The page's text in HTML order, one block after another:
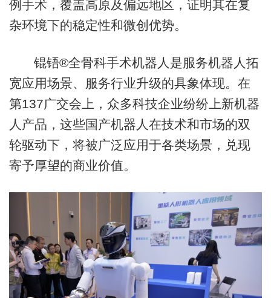
例手术，覆盖高原及偏远地区，证明其在复
杂环境下的稳定性和微创优势。
锟铻®全骨科手术机器人是服务机器人拓
宽应用场景、服务行业升级的具象体现。在
第137广交会上，众多科技企业纷纷上新机器
人产品，这些国产机器人在技术和市场的双
轮驱动下，将被广泛应用于各类场景，兑现
寄予厚望的商业价值。